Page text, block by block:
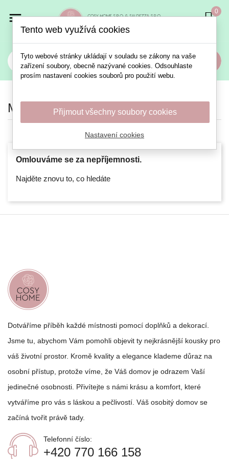
 0
Vyhledat
Městské scenérie
Omlouváme se za nepříjemnosti.
Najděte znovu to, co hledáte
Dotváříme příběh každé místnosti pomocí doplňků a dekorací.
Jsme tu, abychom Vám pomohli objevit ty nejkrásnější kousky pro
váš životní prostor. Kromě kvality a elegance klademe důraz na
osobní přístup, protože víme, že Váš domov je odrazem Vaší
jedinečné osobnosti. Přivítejte s námi krásu a komfort, které
vytváříme pro vás s láskou a pečlivostí. Váš osobitý domov se
začíná tvořit právě tady.
Telefonní číslo:
+420 770 166 158
Tento web využívá cookies
Tyto webové stránky ukládají v souladu se zákony na vaše
zařízení soubory, obecně nazývané cookies. Odsouhlaste
prosím nastavení cookies souborů pro použití webu.
Přijmout všechny soubory cookies
Nastavení cookies